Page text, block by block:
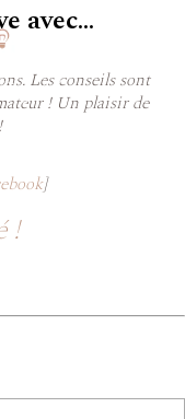
avec...
Les conseils sont
! Un plaisir de
]
!